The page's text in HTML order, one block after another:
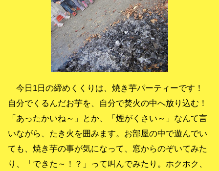
今日1日の締めくくりは、焼き芋パーティーです！
自分でくるんだお芋を、自分で焚火の中へ放り込む！
「あったかいね～」とか、「煙がくさい～」なんて言
いながら、たき火を囲みます。お部屋の中で遊んでい
ても、焼き芋の事が気になって、窓からのぞいてみた
り、「できた～！？」って叫んでみたり。ホクホク、